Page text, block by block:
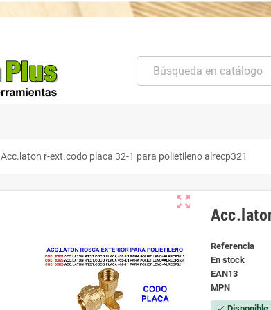
Acc.laton r-ext.codo placa 32-1 para polietileno alrecp321
zoom_out_map
Referencia
En stock
EAN13
MPN